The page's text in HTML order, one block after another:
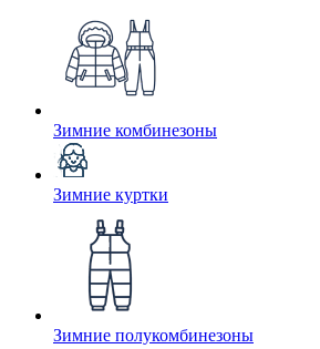
Зимние комбинезоны
Зимние куртки
Зимние полукомбинезоны